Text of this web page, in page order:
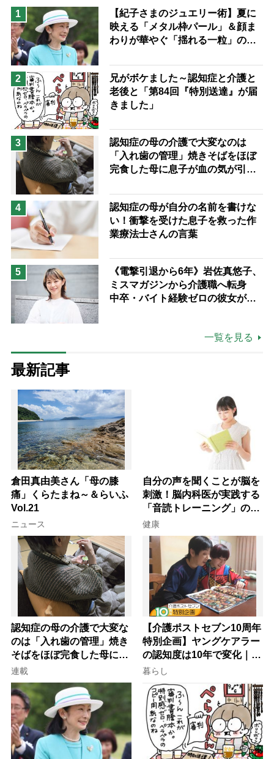
息子の遠距離介護サバイバル術
兄がボケました
便利なサービス
予防法
1
【紀子さまのジュエリー術】夏に
映える「メタル枠パール」＆顔ま
わりが華やぐ「揺れる一粒」の使
2
兄がボケました～認知症と介護と
老後と「第84回『特別送達』が届
きました」
3
認知症の母の介護で大変なのは
「入れ歯の管理」焼きそばをほぼ
完食した母に息子が血の気が引い
4
認知症の母が自分の名前を書けな
い！衝撃を受けた息子を救った作
業療法士さんの言葉
5
《電撃引退から6年》岩佐真悠子、
ミスマガジンから介護職へ転身
中卒・バイト経験ゼロの彼女が見
一覧を見る
最新記事
倉田真由美さん「母の膝
痛」くらたまね～＆らいふ
Vol.21
ニュース
自分の声を聞くことが脳を
刺激！脳内科医が実践する
「音読トレーニング」の極
意
健康
認知症の母の介護で大変な
のは「入れ歯の管理」焼き
そばをほぼ完食した母に息
子が血の気が引いた理由
連載
【介護ポストセブン10周年
特別企画】ヤングケアラー
の認知度は10年で変化｜流
行語大賞にノミネート、法
律にも明記されたが果たし
て現在は？
暮らし